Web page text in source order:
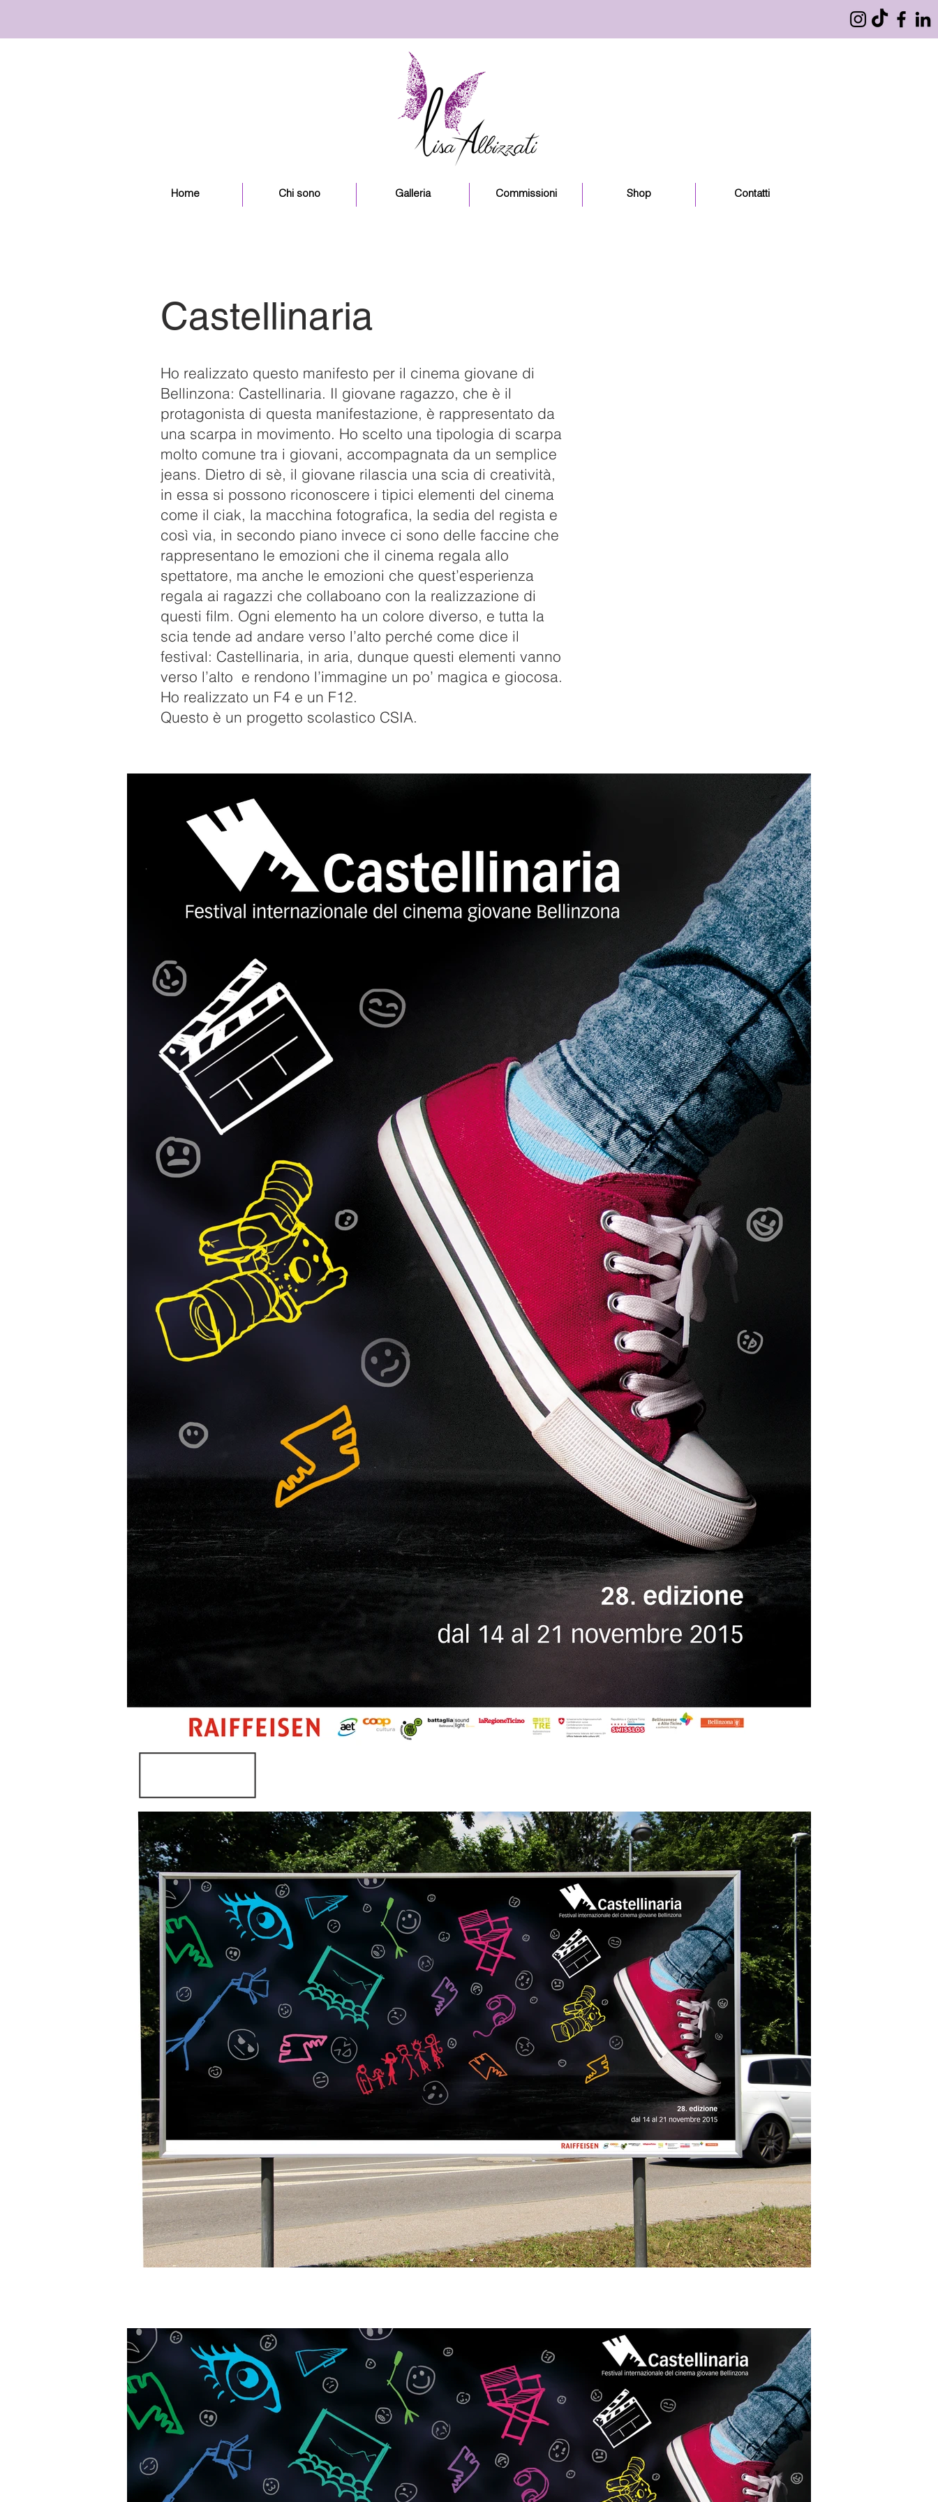
Home Chi sono Galleria Commissioni Shop Contatti
Castellinaria
Ho realizzato questo manifesto per il cinema giovane di
Bellinzona: Castellinaria. Il giovane ragazzo, che è il
protagonista di questa manifestazione, è rappresentato da
una scarpa in movimento. Ho scelto una tipologia di scarpa
molto comune tra i giovani, accompagnata da un semplice
jeans. Dietro di sè, il giovane rilascia una scia di creatività,
in essa si possono riconoscere i tipici elementi del cinema
come il ciak, la macchina fotografica, la sedia del regista e
così via, in secondo piano invece ci sono delle faccine che
rappresentano le emozioni che il cinema regala allo
spettatore, ma anche le emozioni che quest’esperienza
regala ai ragazzi che collaboano con la realizzazione di
questi film. Ogni elemento ha un colore diverso, e tutta la
scia tende ad andare verso l’alto perché come dice il
festival: Castellinaria, in aria, dunque questi elementi vanno
verso l’alto e rendono l’immagine un po’ magica e giocosa.
Ho realizzato un F4 e un F12.
Questo è un progetto scolastico CSIA.